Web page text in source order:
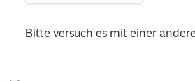
Bitte versuch es mit einer